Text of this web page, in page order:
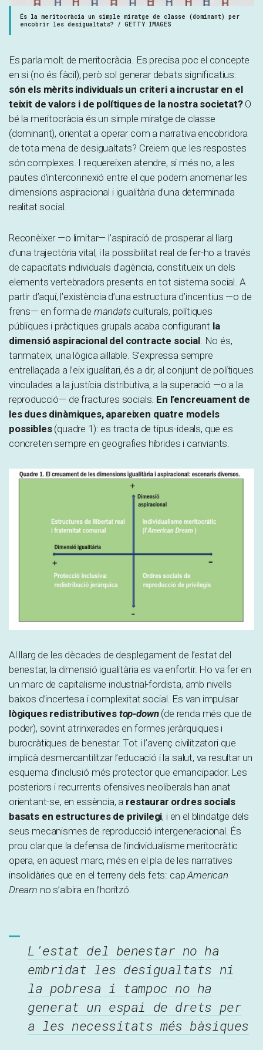
És la meritocràcia un simple miratge de classe (dominant) per
encobrir les desigualtats? / GETTY IMAGES
Es parla molt de meritocràcia. Es precisa poc el concepte
en si (no és fàcil), però sol generar debats significatius:
són els mèrits individuals un criteri a incrustar en el
teixit de valors i de polítiques de la nostra societat?O
bé la meritocràcia és un simple miratge de classe
(dominant), orientat a operar com a narrativa encobridora
de tota mena de desigualtats? Creiem que les respostes
són complexes. I requereixen atendre, si més no, a les
pautes d’interconnexió entre el que podem anomenar les
dimensions aspiracional i igualitària d’una determinada
realitat social.
Reconèixer —o limitar— l’aspiració de prosperar al llarg
d’una trajectòria vital, i la possibilitat real de fer-ho a través
de capacitats individuals d’agència, constitueix un dels
elements vertebradors presents en tot sistema social. A
partir d’aquí, l’existència d’una estructura d’incentius —o de
frens— en forma de mandatsculturals, polítiques
públiques i pràctiques grupals acaba configurant la
dimensió aspiracional del contracte social. No és,
tanmateix, una lògica aïllable. S’expressa sempre
entrellaçada a l’eix igualitari, és a dir, al conjunt de polítiques
vinculades a la justícia distributiva, a la superació —o a la
reproducció— de fractures socials. En l’encreuament de
les dues dinàmiques, apareixen quatre models
possibles(quadre 1): es tracta de tipus-ideals, que es
concreten sempre en geografies híbrides i canviants.
Al llarg de les dècades de desplegament de l’estat del
benestar, la dimensió igualitària es va enfortir. Ho va fer en
un marc de capitalisme industrial-fordista, amb nivells
baixos d’incertesa i complexitat social. Es van impulsar
lògiques redistributives top-down(de renda més que de
poder), sovint atrinxerades en formes jeràrquiques i
burocràtiques de benestar. Tot i l’avenç civilitzatori que
implicà desmercantilitzar l’educació i la salut, va resultar un
esquema d’inclusió més protector que emancipador. Les
posteriors i recurrents ofensives neoliberals han anat
orientant-se, en essència, a restaurar ordres socials
basats en estructures de privilegi, i en el blindatge dels
seus mecanismes de reproducció intergeneracional. És
prou clar que la defensa de l’individualisme meritocràtic
opera, en aquest marc, més en el pla de les narratives
insolidàries que en el terreny dels fets: capAmerican
Dream no s’albira en l’horitzó.
L’estat del benestar no ha
embridat les desigualtats ni
la pobresa i tampoc no ha
generat un espai de drets per
a les necessitats més bàsiques